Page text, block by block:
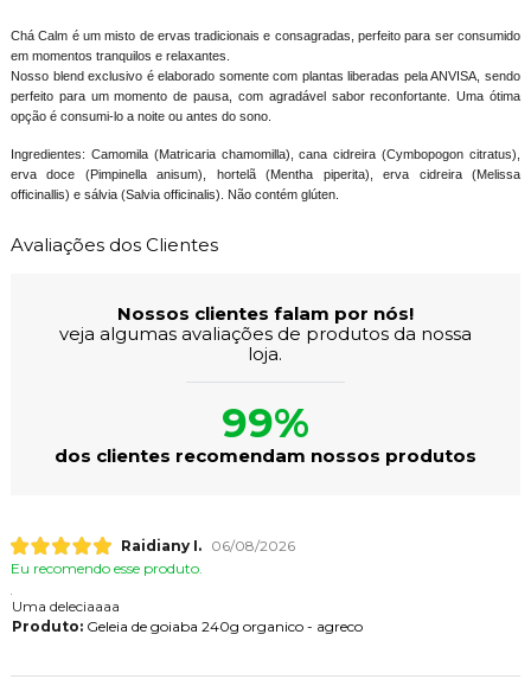
Chá Calm é um misto de ervas tradicionais e consagradas, perfeito para ser consumido
em momentos tranquilos e relaxantes.
Nosso blend exclusivo é elaborado somente com plantas liberadas pela ANVISA, sendo
perfeito para um momento de pausa, com agradável sabor reconfortante. Uma ótima
opção é consumi-lo a noite ou antes do sono.
Ingredientes: Camomila (Matricaria chamomilla), cana cidreira (Cymbopogon citratus),
erva doce (Pimpinella anisum), hortelã (Mentha piperita), erva cidreira (Melissa
officinallis) e sálvia (Salvia officinalis). Não contém glúten.
Avaliações dos Clientes
Nossos clientes falam por nós!
veja algumas avaliações de produtos da nossa
loja.
99%
dos clientes recomendam nossos produtos
Raidiany I.
06/08/2026
Eu recomendo esse produto.
Uma deleciaaaa
Produto:Geleia de goiaba 240g organico - agreco